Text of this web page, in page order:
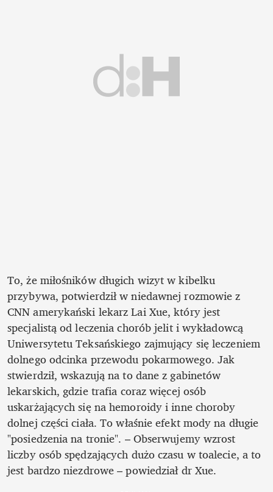
To, że miłośników długich wizyt w kibelku
przybywa, potwierdził w niedawnej rozmowie z
CNN amerykański lekarz Lai Xue, który jest
specjalistą od leczenia chorób jelit i wykładowcą
Uniwersytetu Teksańskiego zajmujący się leczeniem
dolnego odcinka przewodu pokarmowego. Jak
stwierdził, wskazują na to dane z gabinetów
lekarskich, gdzie trafia coraz więcej osób
uskarżających się na hemoroidy i inne choroby
dolnej części ciała. To właśnie efekt mody na długie
"posiedzenia na tronie". – Obserwujemy wzrost
liczby osób spędzających dużo czasu w toalecie, a to
jest bardzo niezdrowe – powiedział dr Xue.